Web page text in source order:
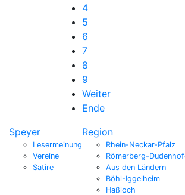
4
5
6
7
8
9
Weiter
Ende
Speyer
Lesermeinung
Vereine
Satire
Region
Rhein-Neckar-Pfalz
Römerberg-
Aus den Ländern
Böhl-Iggelheim
Haßloch